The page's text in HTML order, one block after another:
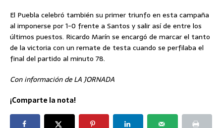
El Puebla celebró también su primer triunfo en esta campaña
al imponerse por 1-0 frente a Santos y salir así de entre los
últimos puestos. Ricardo Marín se encargó de marcar el tanto
de la victoria con un remate de testa cuando se perfilaba el
final del partido al minuto 78.
Con información de LA JORNADA
¡Comparte la nota!